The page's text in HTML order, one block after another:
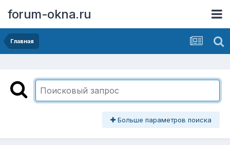
forum-okna.ru
Главная
Больше параметров поиска